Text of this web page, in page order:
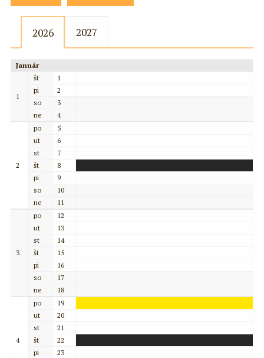
2026 2027
Január
1
št
1
pi
2
so
3
ne
4
2
po
5
ut
6
st
7
št
8
pi
9
so
10
ne
11
3
po
12
ut
13
st
14
št
15
pi
16
so
17
ne
18
4
po
19
ut
20
st
21
št
22
pi
23